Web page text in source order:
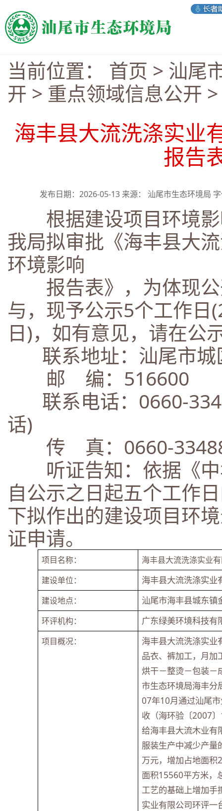
当前位置： 首页 > 汕尾
开 > 重点领域信息公开
海丰县大流洗涤实业
报告
发布日期：2026-05-13 来源： 汕尾市生态环境局
根据建设项目环境影
我局拟审批《海丰县大
环境影响
报告表》，为体现公
与，现予公示5个工作
日)，如有意见，请在公
联系地址：汕尾市城
邮 编：516600
联系电话：0660-
话)
传 真：0660-
听证告知：依据《中
自公示之日起五个工作
下拟作出的建设项目环
证申请。
项目名称：
海丰县大流洗涤实业
建设单位：
海丰县大流洗涤实业
建设地点： 汕尾市海丰县城东镇
环评机构： 广东绿美环境科技有
项目概况：
海丰县大流洗涤实业
品衣、裤加工，月加
烘干－整烫－包装－
市生态环境局海丰
07年10月通过汕尾
收（海环验〔2007
给海丰县大流木业有
服装生产中减少产量
万元，增加占地面
面积15560平方米，
工艺的基础上增加手
实业有限公司环评